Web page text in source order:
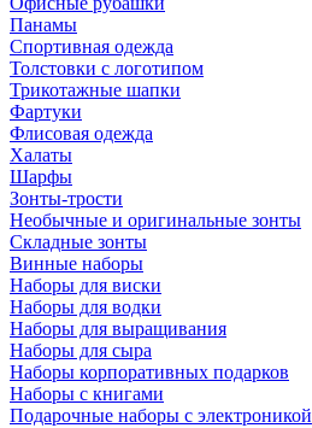
Панамы
Спортивная одежда
Толстовки с логотипом
Трикотажные шапки
Фартуки
Флисовая одежда
Халаты
Шарфы
Зонты-трости
Необычные и оригинальные зонты
Складные зонты
Винные наборы
Наборы для виски
Наборы для водки
Наборы для выращивания
Наборы для сыра
Наборы корпоративных подарков
Наборы с книгами
Подарочные наборы с электроникой